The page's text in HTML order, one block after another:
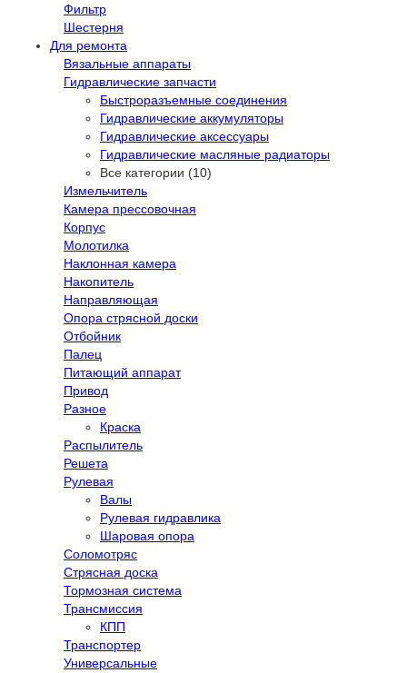
Фильтр
Шестерня
Для ремонта
Вязальные аппараты
Гидравлические запчасти
Быстроразъемные соединения
Гидравлические аккумуляторы
Гидравлические аксессуары
Гидравлические масляные радиаторы
Все категории (10)
Измельчитель
Камера прессовочная
Корпус
Молотилка
Наклонная камера
Накопитель
Направляющая
Опора стрясной доски
Отбойник
Палец
Питающий аппарат
Привод
Разное
Краска
Распылитель
Решета
Рулевая
Валы
Рулевая гидравлика
Шаровая опора
Соломотряс
Стрясная доска
Тормозная система
Трансмиссия
КПП
Транспортер
Универсальные